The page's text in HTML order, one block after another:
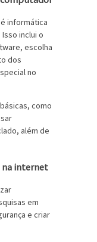
informática
inclui o
escolha
dos
no
como
além de
na internet
em
e criar